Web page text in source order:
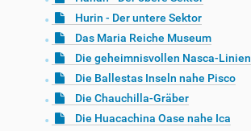
Hurin - Der untere Sektor
Das Maria Reiche Museum
Die geheimnisvollen Nasca-Linien
Die Ballestas Inseln nahe Pisco
Die Chauchilla-Gräber
Die Huacachina Oase nahe Ica